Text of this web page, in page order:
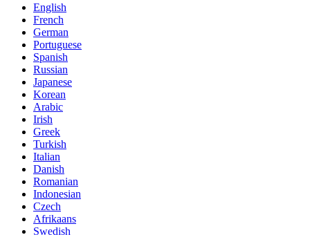
English
French
German
Portuguese
Spanish
Russian
Japanese
Korean
Arabic
Irish
Greek
Turkish
Italian
Danish
Romanian
Indonesian
Czech
Afrikaans
Swedish